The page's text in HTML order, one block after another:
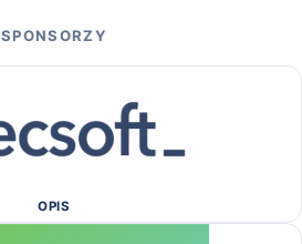
SPONSORZY
OPIS